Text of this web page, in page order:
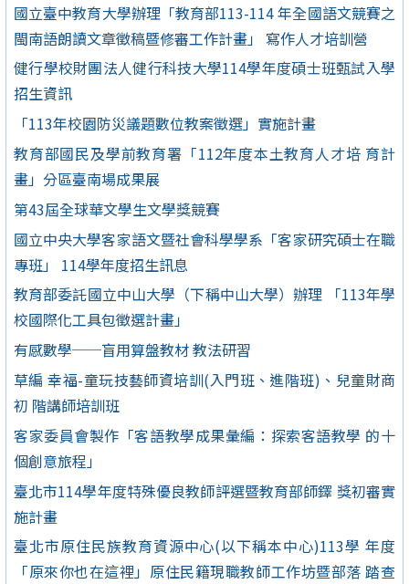
國立臺中教育大學辦理「教育部113-114 年全國語文競賽之
閩南語朗讀文章徵稿暨修審工作計畫」 寫作人才培訓營
健行學校財團法人健行科技大學114學年度碩士班甄試入學
招生資訊
「113年校園防災議題數位教案徵選」實施計畫
教育部國民及學前教育署「112年度本土教育人才培 育計
畫」分區臺南場成果展
第43屆全球華文學生文學獎競賽
國立中央大學客家語文暨社會科學學系「客家研究碩士在職
專班」 114學年度招生訊息
教育部委託國立中山大學（下稱中山大學）辦理 「113年學
校國際化工具包徵選計畫」
有感數學──盲用算盤教材 教法研習
草編 幸福-童玩技藝師資培訓(入門班、進階班)、兒童財商
初 階講師培訓班
客家委員會製作「客語教學成果彙編：探索客語教學 的十
個創意旅程」
臺北市114學年度特殊優良教師評選暨教育部師鐸 獎初審實
施計畫
臺北市原住民族教育資源中心(以下稱本中心)113學 年度
「原來你也在這裡」原住民籍現職教師工作坊暨部落 踏查